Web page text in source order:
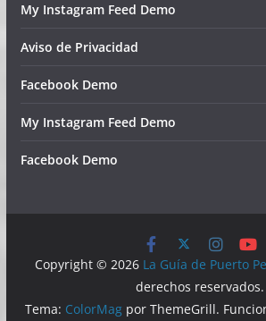
My Instagram Feed Demo
Aviso de Privacidad
Facebook Demo
My Instagram Feed Demo
Facebook Demo
Copyright © 2026 La Guía de Puerto
derechos reservados.
Tema: ColorMag por ThemeGrill.